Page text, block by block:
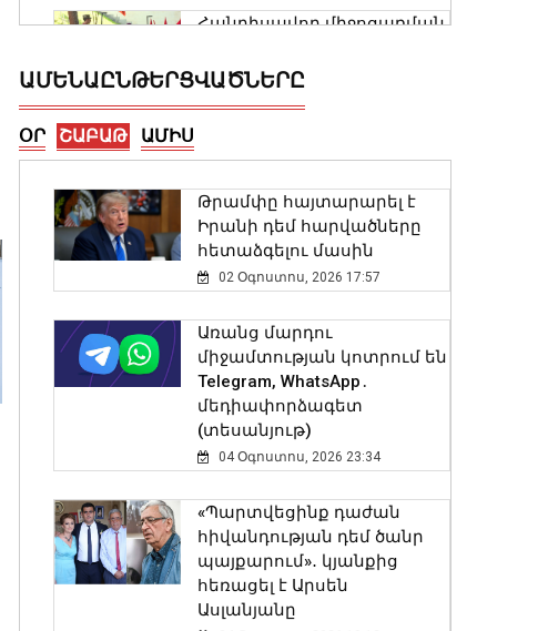
Հանդիսավոր միջոցառման
հանձնվեցին ուժային
Փաշինյանը տեսանյութ է
հրապարակել
08 Օգոստոս, 2026 20:08
ավազաններն աղտոտված
են թnւնավոր քիմիական
նյութերով. Լևոն Ազիզյան
08 Օգոստոս, 2026 19:56
Հրդեհի ահազանգ Սայաթ-
տարհանվել է 5 բնակիչ
08 Օգոստոս, 2026 19:34
ՆԳՆ թիմը ռեկորդներ է
սահմանել բանակային
ԱՄԵՆԱԸՆԹԵՐՑՎԱԾՆԵՐԸ
ՕՐ ՇԱԲԱԹ ԱՄԻՍ
Թրամփը հայտարարել է
Իրանի դեմ հարվածները
հետաձգելու մասին
02 Օգոստոս, 2026 17:57
Առանց մարդու
միջամտության կոտրում են
Telegram, WhatsApp․
մեդիափորձագետ
(տեսանյութ)
04 Օգոստոս, 2026 23:34
«Պարտվեցինք դաժան
հիվանդության դեմ ծանր
պայքարում»․ կյանքից
հեռացել է Արսեն
Ասլանյանը